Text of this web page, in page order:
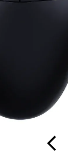
arrow_back_ios